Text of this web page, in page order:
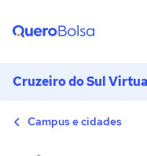
Cruzeiro do Sul
Campus e cidades